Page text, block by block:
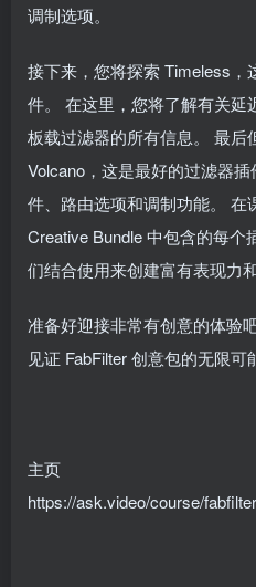
调制选项。
接下来，您将探索 Timeless，
件。 在这里，您将了解有关延
板载过滤器的所有信息。 最后
Volcano，这是最好的过滤器
件、路由选项和调制功能。 在
Creative Bundle 中包含的每个
们结合使用来创建富有表现力
准备好迎接非常有创意的体验
见证 FabFilter 创意包的无限可
主页
https://ask.video/course/